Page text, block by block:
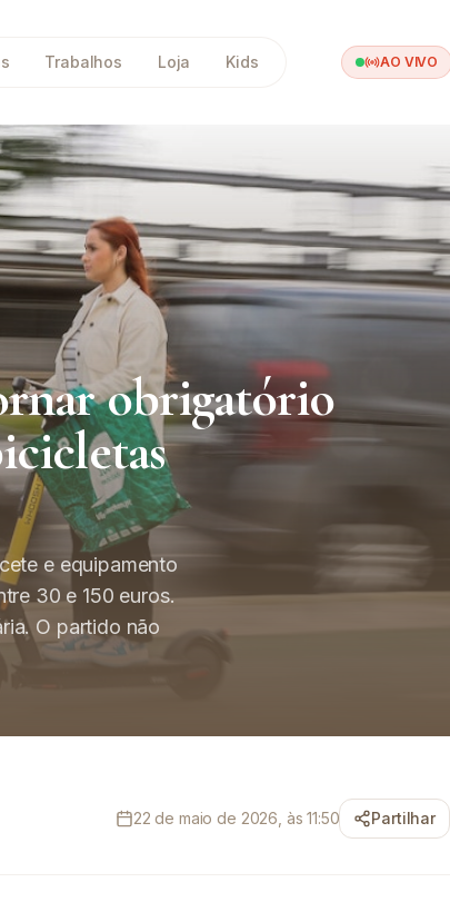
Trabalhos Loja Kids AO VIVO
obrigatório
e equipamento
30 e 150 euros.
O partido não
22 de maio de 2026, às 11:50 Partilhar